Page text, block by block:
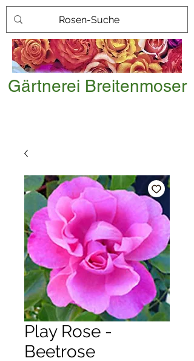
Gärtnerei Breitenmoser
Play Rose -
Beetrose